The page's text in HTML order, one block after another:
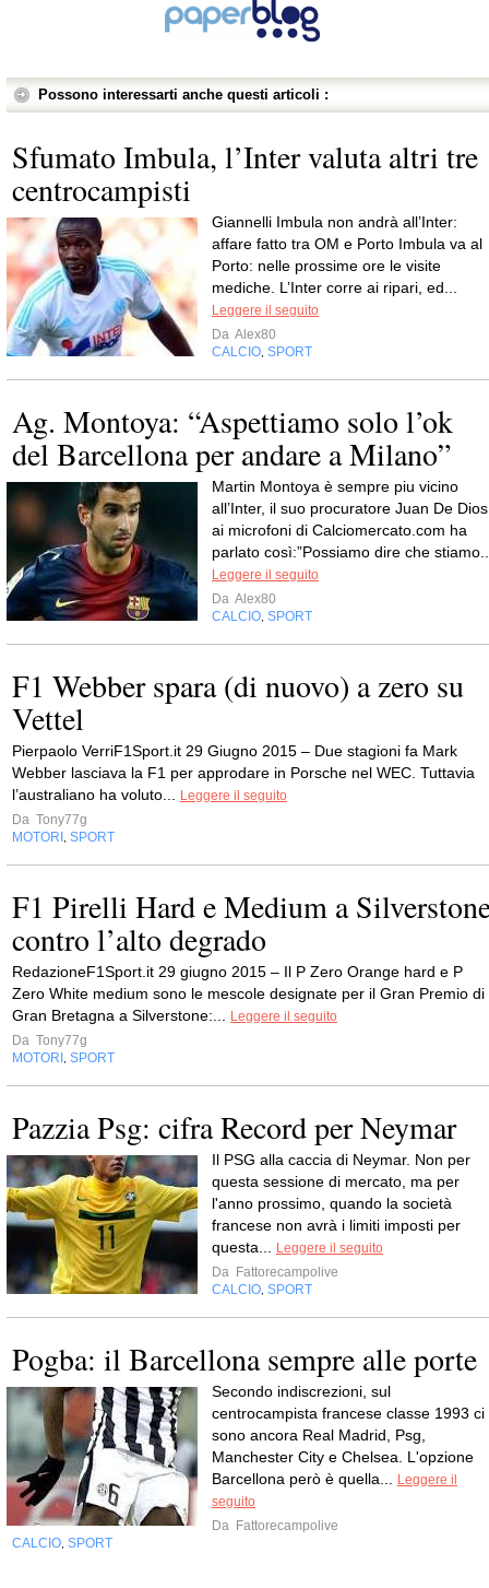
Possono interessarti anche questi articoli :
Sfumato Imbula, l’Inter valuta altri tre
centrocampisti
Giannelli Imbula non andrà all’Inter:
affare fatto tra OM e Porto Imbula va al
Porto: nelle prossime ore le visite
mediche. L’Inter corre ai ripari, ed...
Leggere il seguito
Da Alex80
CALCIO SPORT
Ag. Montoya: “Aspettiamo solo l’ok
del Barcellona per andare a Milano”
Martin Montoya è sempre piu vicino
all’Inter, il suo procuratore Juan De Dios
ai microfoni di Calciomercato.com ha
parlato così:”Possiamo dire che
Leggere il seguito
Da Alex80
CALCIO SPORT
F1 Webber spara (di nuovo) a zero su
Vettel
Pierpaolo VerriF1Sport.it 29 Giugno 2015 – Due stagioni fa Mark
Webber lasciava la F1 per approdare in Porsche nel WEC. Tuttavia
l’australiano ha voluto...
Leggere il seguito
Da Tony77g
MOTORI
SPORT
F1 Pirelli Hard e Medium a
contro l’alto degrado
RedazioneF1Sport.it 29 giugno 2015 – Il P Zero Orange hard e P
Zero White medium sono le mescole designate per il Gran Premio di
Gran Bretagna a Silverstone:...
Leggere il seguito
Da Tony77g
MOTORI
SPORT
Pazzia Psg: cifra Record per Neymar
Il PSG alla caccia di Neymar. Non per
questa sessione di mercato, ma per
l'anno prossimo, quando la società
francese non avrà i limiti imposti per
questa...
Leggere il seguito
Da Fattorecampolive
CALCIO SPORT
Pogba: il Barcellona sempre alle porte
Secondo indiscrezioni, sul
centrocampista francese classe 1993 ci
sono ancora Real Madrid, Psg,
Manchester City e Chelsea. L'opzione
Barcellona però è quella...
Leggere il
seguito
Da Fattorecampolive
CALCIO SPORT